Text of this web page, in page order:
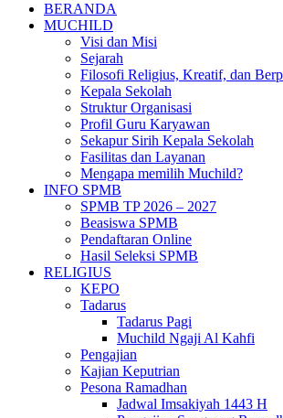
BERANDA
MUCHILD
Visi dan Misi
Sejarah
Filosofi Religius, Kreatif, dan
Kepala Sekolah
Struktur Organisasi
Profil Guru Karyawan
Sekapur Sirih Kepala Sekolah
Fasilitas dan Layanan
Mengapa memilih Muchild?
INFO SPMB
SPMB TP 2026 – 2027
Beasiswa SPMB
Pendaftaran Online
Hasil Seleksi SPMB
RELIGIUS
KEPO
Tadarus
Tadarus Pagi
Muchild Ngaji Al Kahfi
Pengajian
Kajian Keputrian
Pesona Ramadhan
Jadwal Imsakiyah 1443 H